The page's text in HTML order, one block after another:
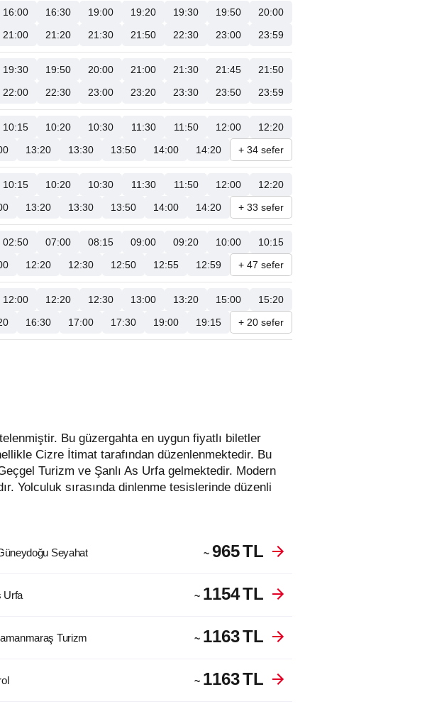
16:00 16:30 19:00 19:20 19:30 19:50
20:00
21:00 21:20 21:30 21:50 22:30 23:00 23:59
19:30 19:50 20:00 21:00 21:30 21:45
21:50
22:00
22:30 23:00 23:20 23:30 23:50 23:59
10:15 10:20 10:30 11:30 11:50 12:00
12:20
13:20 13:30 13:50 14:00 14:20 + 34 sefer
10:15 10:20 10:30 11:30 11:50 12:00
12:20
13:20 13:30 13:50 14:00 14:20 + 33 sefer
02:50 07:00 08:15 09:00 09:20 10:00
10:15
12:20 12:30 12:50 12:55 12:59 + 47 sefer
12:00 12:20 12:30 13:00 13:20 15:00
15:20
16:30 17:00 17:30 19:00 19:15 + 20 sefer
Cizre İtimat tarafından düzenlenmektedir. Bu
Turizm ve Şanlı As Urfa gelmektedir. Modern
Yolculuk sırasında dinlenme tesislerinde düzenli
Seyahat ~ 965TL
Urfa ~ 1154TL
Turizm ~ 1163TL
~ 1163TL